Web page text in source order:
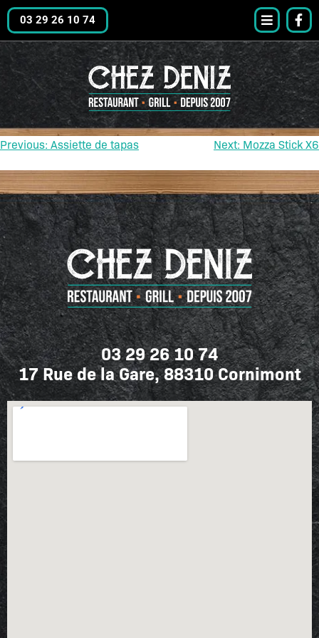
03 29 26 10 74
Previous: Assiette de tapas Next: Mozza Stick X6
03 29 26 10 74
17 Rue de la Gare, 88310 Cornimont